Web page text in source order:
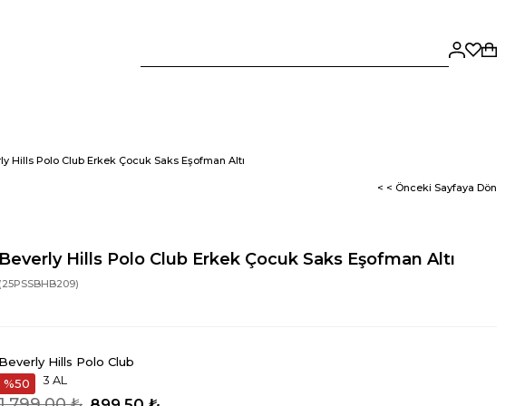
Hills Polo Club Erkek Çocuk Saks Eşofman Altı
< < Önceki Sayfaya Dön
Beverly Hills Polo Club Erkek Çocuk Saks Eşofman Altı
(25PSSBHB209)
Beverly Hills Polo Club
50
3 AL